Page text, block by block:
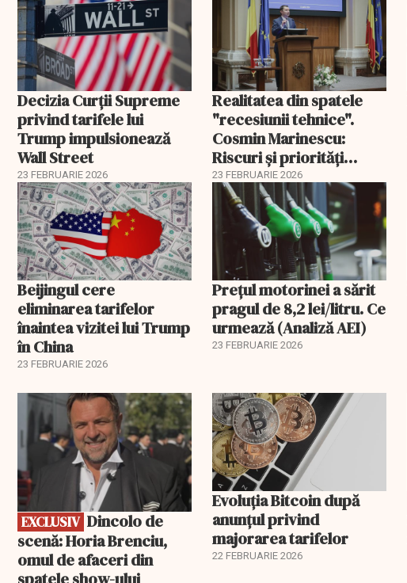
Decizia Curții Supreme
privind tarifele lui
Trump impulsionează
Wall Street
23 FEBRUARIE 2026
Realitatea din spatele
"recesiunii tehnice".
Cosmin Marinescu:
Riscuri și priorități
pentru România în 2026
23 FEBRUARIE 2026
Beijingul cere
eliminarea tarifelor
înaintea vizitei lui Trump
în China
23 FEBRUARIE 2026
Prețul motorinei a sărit
pragul de 8,2 lei/litru. Ce
urmează (Analiză AEI)
23 FEBRUARIE 2026
EXCLUSIV
EXCLUSIV
scenă: Horia Brenciu,
omul de afaceri din
Evoluția Bitcoin după
anunțul privind
majorarea tarifelor
22 FEBRUARIE 2026